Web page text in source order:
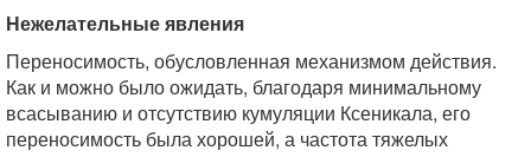
Нежелательные явления
Переносимость, обусловленная механизмом действия.
Как и можно было ожидать, благодаря минимальному
всасыванию и отсутствию кумуляции Ксеникала, его
переносимость была хорошей, а частота тяжелых